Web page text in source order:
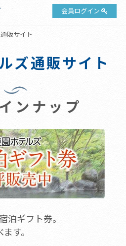
会員ログイン
販サイト
ズ通販サイト
ンナップ
泊ギフト券。
す。